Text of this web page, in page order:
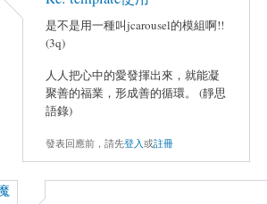
是不是用一種叫jcarousel的模組啊!!
(3q)
人人把心中的愛發揮出來，就能凝
聚善的福業，形成善的循環。 (靜思
語錄)
發表回應前，請先登入或註冊